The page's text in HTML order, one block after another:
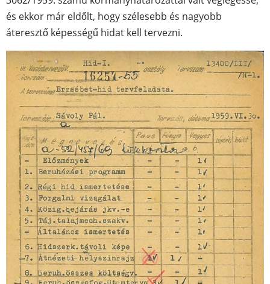
és ekkor már eldőlt, hogy szélesebb és nagyobb
áteresztő képességű hidat kell tervezni.